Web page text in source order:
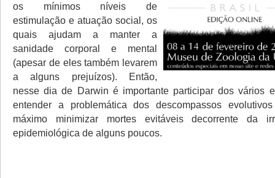
os mínimos níveis de
estimulação e atuação social, os
quais ajudam a manter a
sanidade corporal e mental
(apesar de eles também levarem
a alguns prejuízos). Então,
nesse dia de Darwin é importante participar dos vários
entender a problemática dos descompassos
máximo minimizar mortes evitáveis decorrente da
epidemiológica de alguns poucos.